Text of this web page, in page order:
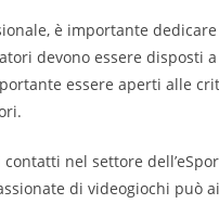
è importante
devono essere disposti
essere aperti alle
nel settore
di videogiochi può